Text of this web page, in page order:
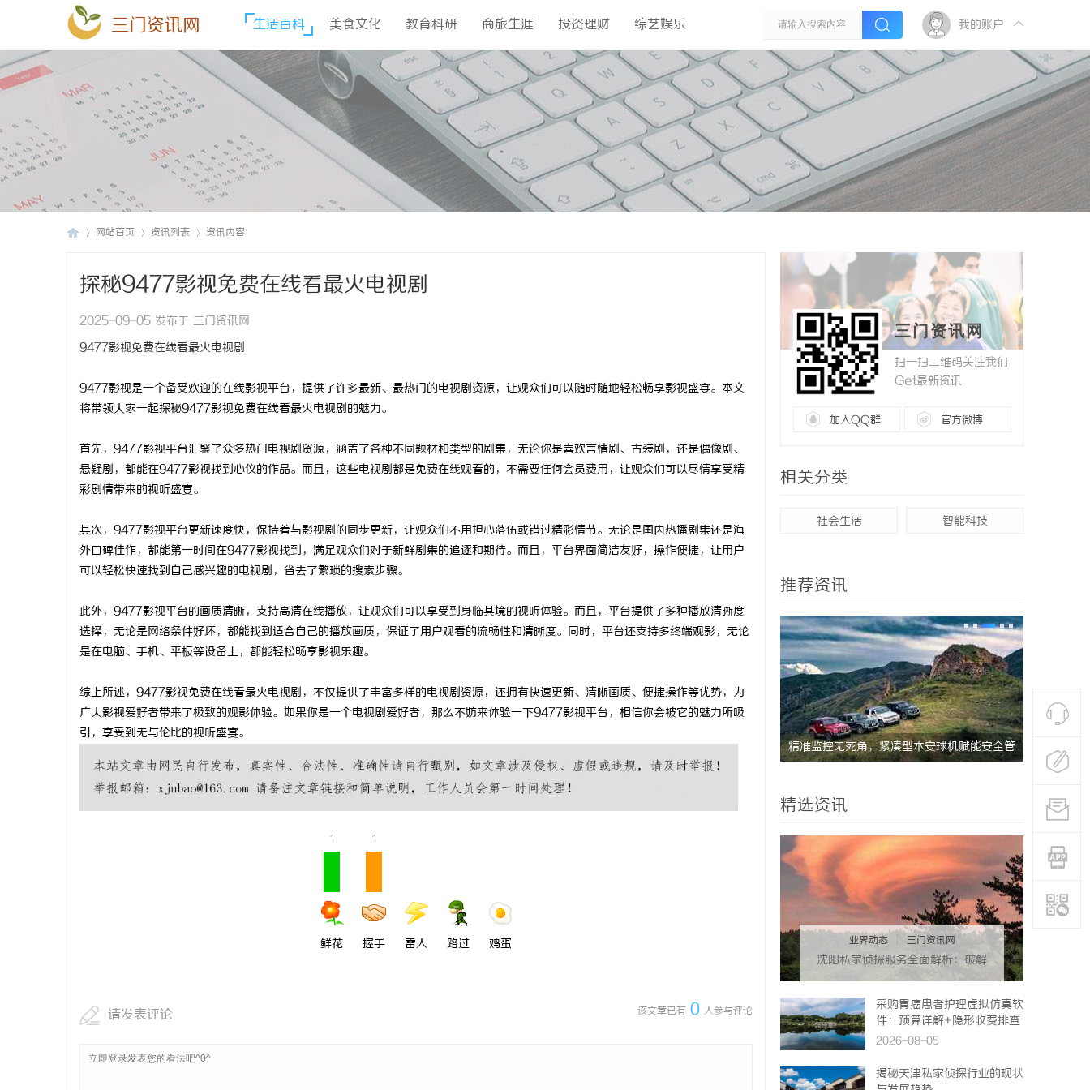
三门资讯网 生活百科 美食文化 教育科研 商旅生涯 投资理财 综艺娱乐 我的账户
网站首页 资讯列表 资讯内容
探秘9477影视免费在线看最火电视剧
2025-09-05 发布于 三门资讯网
9477影视免费在线看最火电视剧
9477影视是一个备受欢迎的在线影视平台，提供了许多最新、最热门的电视剧资源，让观众们可以随时随地轻松畅享影视盛宴。本文
将带领大家一起探秘9477影视免费在线看最火电视剧的魅力。
首先，9477影视平台汇聚了众多热门电视剧资源，涵盖了各种不同题材和类型的剧集，无论你是喜欢言情剧、古装剧，还是偶像剧、
悬疑剧，都能在9477影视找到心仪的作品。而且，这些电视剧都是免费在线观看的，不需要任何会员费用，让观众们可以尽情享受精
彩剧情带来的视听盛宴。
其次，9477影视平台更新速度快，保持着与影视剧的同步更新，让观众们不用担心落伍或错过精彩情节。无论是国内热播剧集还是海
外口碑佳作，都能第一时间在9477影视找到，满足观众们对于新鲜剧集的追逐和期待。而且，平台界面简洁友好，操作便捷，让用户
可以轻松快速找到自己感兴趣的电视剧，省去了繁琐的搜索步骤。
此外，9477影视平台的画质清晰，支持高清在线播放，让观众们可以享受到身临其境的视听体验。而且，平台提供了多种播放清晰度
选择，无论是网络条件好坏，都能找到适合自己的播放画质，保证了用户观看的流畅性和清晰度。同时，平台还支持多终端观影，无论
是在电脑、手机、平板等设备上，都能轻松畅享影视乐趣。
综上所述，9477影视免费在线看最火电视剧，不仅提供了丰富多样的电视剧资源，还拥有快速更新、清晰画质、便捷操作等优势，为
广大影视爱好者带来了极致的观影体验。如果你是一个电视剧爱好者，那么不妨来体验一下9477影视平台，相信你会被它的魅力所吸
引，享受到无与伦比的视听盛宴。
1
鲜花
1
握手 雷人 路过 鸡蛋
该文章已有 0 人参与评论
请发表评论
三门资讯网
扫一扫二维码关注我们
Get最新资讯
加入QQ群 官方微博
相关分类
社会生活 智能科技
推荐资讯
武汉配眼镜 上海配眼镜 武汉配眼镜 上海配眼镜 精准监控无死角，紧凑型本安球机赋能安全管 武汉配眼
精选资讯
业界动态 三门资讯网
沈阳私家侦探服务全面解析：破解
疑云，守护真相的专家助力
采购胃癌患者护理虚拟仿真软
件：预算详解+隐形收费排查
指南
2026-08-05
揭秘天津私家侦探行业的现状